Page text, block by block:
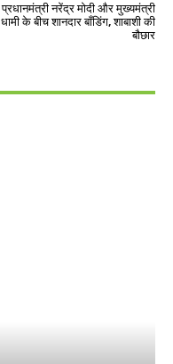
प्रधानमंत्री नरेंद्र मोदी और मुख्यमंत्री
धामी के बीच शानदार बॉंडिंग, शाबाशी की
बौछार